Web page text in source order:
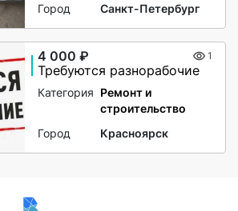
Город
Санкт-Петербург
4 000 ₽ 1
Требуются разнорабочие
Категория Ремонт и
строительство
Город
Красноярск